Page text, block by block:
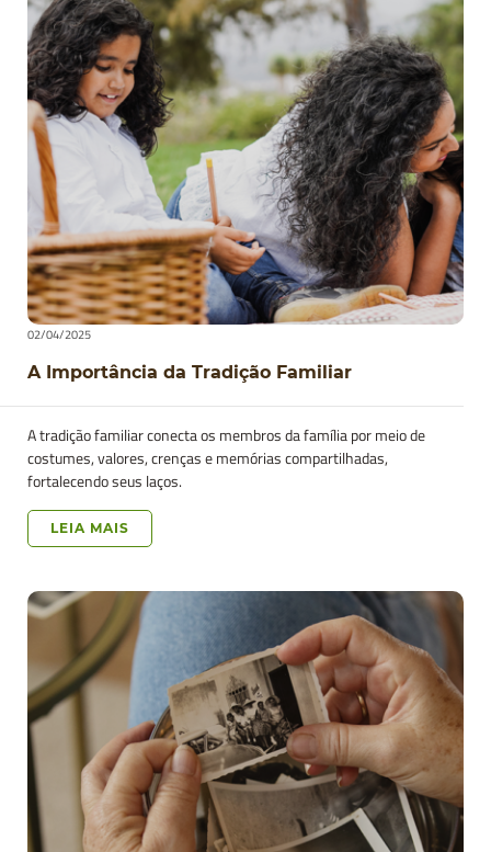
02/04/2025
A Importância da Tradição Familiar
A tradição familiar conecta os membros da família por meio de
costumes, valores, crenças e memórias compartilhadas,
fortalecendo seus laços.
LEIA MAIS